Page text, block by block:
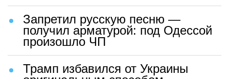
Запретил русскую песню —
получил арматурой: под Одессой
произошло ЧП
Трамп избавился от Украины